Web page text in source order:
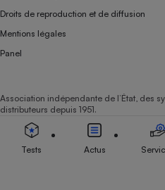
Droits de reproduction et de diffusion
Mentions légales
Panel
Association indépendante de l’État, des
distributeurs depuis 1951.
Tests Actus